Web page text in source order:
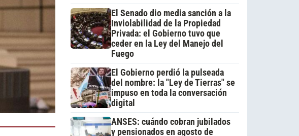
El Senado dio media sanción a la
Inviolabilidad de la Propiedad
Privada: el Gobierno tuvo que
ceder en la Ley del Manejo del
Fuego
El Gobierno perdió la pulseada
del nombre: la "Ley de Tierras" se
impuso en toda la conversación
digital
ANSES: cuándo cobran jubilados
y pensionados en agosto de